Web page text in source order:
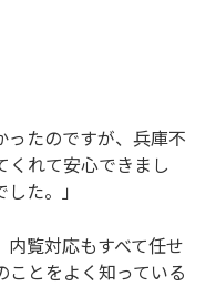
ったのですが、兵庫不
くれて安心できまし
た。」
内覧対応もすべて任せ
ことをよく知っている